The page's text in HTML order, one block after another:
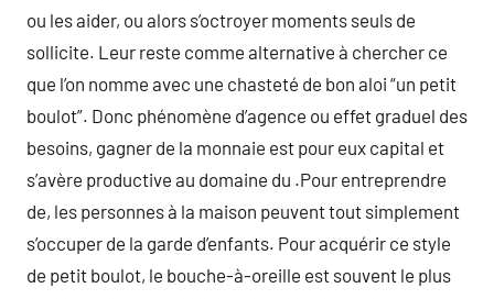
ou les aider, ou alors s’octroyer moments seuls de
sollicite. Leur reste comme alternative à chercher ce
que l’on nomme avec une chasteté de bon aloi “un petit
boulot”. Donc phénomène d’agence ou effet graduel des
besoins, gagner de la monnaie est pour eux capital et
s’avère productive au domaine du .Pour entreprendre
de, les personnes à la maison peuvent tout simplement
s’occuper de la garde d’enfants. Pour acquérir ce style
de petit boulot, le bouche-à-oreille est souvent le plus